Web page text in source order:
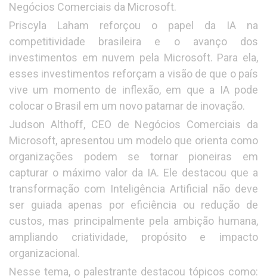
Negócios Comerciais da Microsoft.
Priscyla Laham reforçou o papel da IA na
competitividade brasileira e o avanço dos
investimentos em nuvem pela Microsoft. Para ela,
esses investimentos reforçam a visão de que o país
vive um momento de inflexão, em que a IA pode
colocar o Brasil em um novo patamar de inovação.
Judson Althoff, CEO de Negócios Comerciais da
Microsoft, apresentou um modelo que orienta como
organizações podem se tornar pioneiras em
capturar o máximo valor da IA. Ele destacou que a
transformação com Inteligência Artificial não deve
ser guiada apenas por eficiência ou redução de
custos, mas principalmente pela ambição humana,
ampliando criatividade, propósito e impacto
organizacional.
Nesse tema, o palestrante destacou tópicos como: